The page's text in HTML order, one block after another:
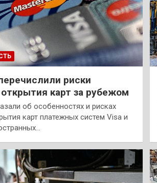
риски
карт за рубежом
об особенностях и рисках
карт платежных систем Visa и